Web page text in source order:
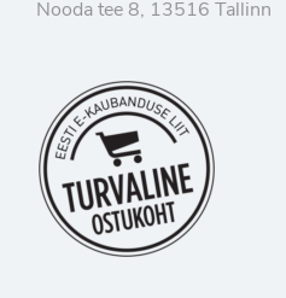
Nooda tee 8, 13516 Tallinn